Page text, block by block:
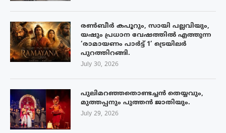
രൺബീർ കപൂറും, സായി പല്ലവിയും,
യഷും പ്രധാന വേഷത്തിൽ എത്തുന്ന
‘രാമായണം പാർട്ട് 1’ ട്രെയിലർ
പുറത്തിറങ്ങി.
July 30, 2026
പുലിമറഞ്ഞതൊണ്ടച്ചൻ തെയ്യവും,
മുത്തപ്പനും പുത്തൻ ജാതിയും.
July 29, 2026